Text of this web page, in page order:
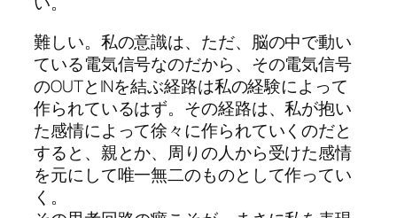
難しい。私の意識は、ただ、脳の中で動い
ている電気信号なのだから、その電気信号
のOUTとINを結ぶ経路は私の経験によって
作られているはず。その経路は、私が抱い
た感情によって徐々に作られていくのだと
すると、親とか、周りの人から受けた感情
を元にして唯一無二のものとして作ってい
く。